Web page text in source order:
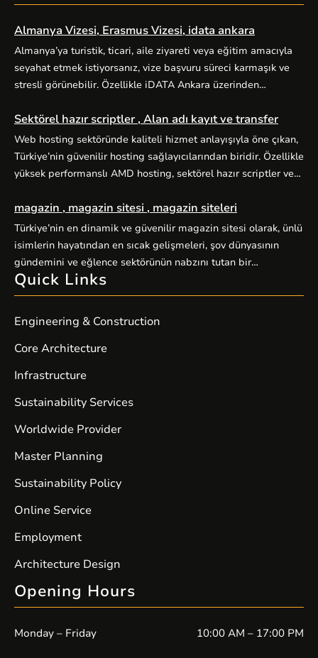
Almanya Vizesi, Erasmus Vizesi, idata ankara
Almanya’ya turistik, ticari, aile ziyareti veya eğitim amacıyla
seyahat etmek istiyorsanız, vize başvuru süreci karmaşık ve
stresli görünebilir. Özellikle iDATA Ankara üzerinden
eksiksiz evrak hazırlığı ve zamanında randevu planlaması
başarıyı doğrudan etkiler. Alo Vize Randevu (alovizerandevu
), Ankara merkezli profesyonel vize danışmanlığı hizmetiyle
bu süreci sizin için kolaylaştırır. […]
Sektörel hazır scriptler , Alan adı kayıt ve transfer
Web hosting sektöründe kaliteli hizmet anlayışıyla öne çıkan,
Türkiye’nin güvenilir hosting sağlayıcılarından biridir. Özellikle
yüksek performanslı AMD hosting, sektörel hazır scriptler ve
sunuyor. Yüksek performanslı AMD hosting paketleri, güçlü
AMD EPYC işlemciler ve NVMe SSD disklerle donatılmış
sunucular üzerine kuruludur. E-ticaret siteleri, kurumsal web
siteleri, bloglar ve yüksek […]
magazin , magazin sitesi , magazin siteleri
Türkiye’nin en dinamik ve güvenilir magazin sitesi olarak, ünlü
isimlerin hayatından en sıcak gelişmeleri, şov dünyasının
gündemini ve eğlence sektörünün nabzını tutan bir
platformdur. Magazin severlerin ilk adresi olan sitemiz,
kaliteli içerik üretimiyle fark yaratıyor. Güncel haberler, özel
sizleri ekrandan uzaklaştıramayacağınız bir içerik dünyasına
davet ediyor. Magazin […]
Quick Links
Engineering & Construction
Core Architecture
Infrastructure
Sustainability Services
Worldwide Provider
Master Planning
Sustainability Policy
Online Service
Employment
Architecture Design
Opening Hours
Monday – Friday 10:00 AM – 17:00 PM